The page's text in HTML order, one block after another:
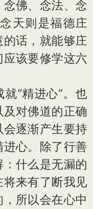
佛、念法、念
天则是福德庄
话，就能够庄
该要修学这六
“精进心”。也
对佛道的正确
逐渐产生要持
心。除了行善
什么是无漏的
来有了断我见
所以会在心中